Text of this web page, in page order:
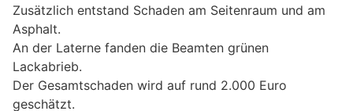
Zusätzlich entstand Schaden am Seitenraum und am
Asphalt.
An der Laterne fanden die Beamten grünen
Lackabrieb.
Der Gesamtschaden wird auf rund 2.000 Euro
geschätzt.